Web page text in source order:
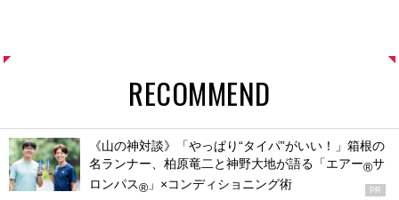
RECOMMEND
《山の神対談》「やっぱり“タイパ”がいい！」箱根の
名ランナー、柏原竜二と神野大地が語る「エアー®サ
ロンパス® 」×コンディショニング術 PR